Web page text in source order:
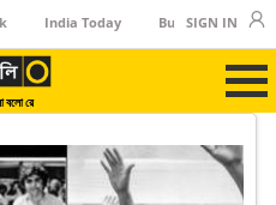
India Today Business Today
SIGN IN
বলো রে